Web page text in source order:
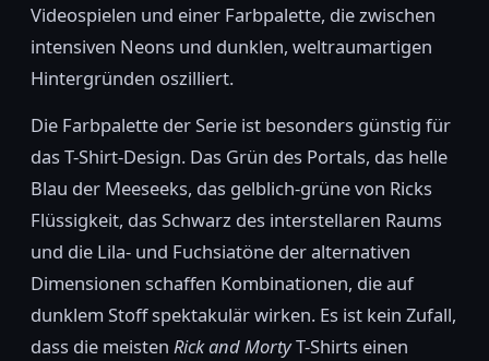
Videospielen und einer Farbpalette, die zwischen
intensiven Neons und dunklen, weltraumartigen
Hintergründen oszilliert.
Die Farbpalette der Serie ist besonders günstig für
das T-Shirt-Design. Das Grün des Portals, das helle
Blau der Meeseeks, das gelblich-grüne von Ricks
Flüssigkeit, das Schwarz des interstellaren Raums
und die Lila- und Fuchsiatöne der alternativen
Dimensionen schaffen Kombinationen, die auf
dunklem Stoff spektakulär wirken. Es ist kein Zufall,
dass die meisten Rick and MortyT-Shirts einen